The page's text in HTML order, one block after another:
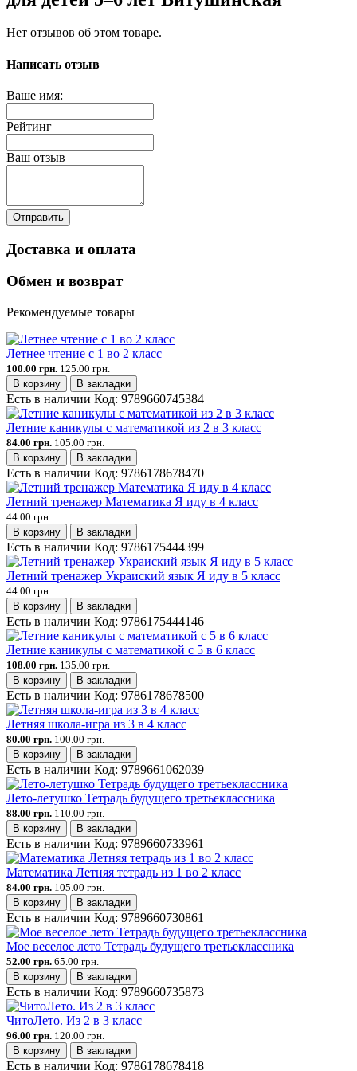
Нет отзывов об этом товаре.
Написать отзыв
Ваше имя:
Рейтинг
Ваш отзыв
Отправить
Доставка и оплата
Обмен и возврат
Рекомендуемые товары
Летнее чтение с 1 во 2 класс
100.00 грн. 125.00 грн.
В корзину
В закладки
Есть в наличии Код: 9789660745384
Летние каникулы с математикой из 2 в 3 класс
84.00 грн. 105.00 грн.
В корзину
В закладки
Есть в наличии Код: 9786178678470
Летний тренажер Математика Я иду в 4 класс
44.00 грн.
В корзину
В закладки
Есть в наличии Код: 9786175444399
Летний тренажер Украиский язык Я иду в 5 класс
44.00 грн.
В корзину
В закладки
Есть в наличии Код: 9786175444146
Летние каникулы с математикой с 5 в 6 класс
108.00 грн. 135.00 грн.
В корзину
В закладки
Есть в наличии Код: 9786178678500
Летняя школа-игра из 3 в 4 класс
80.00 грн. 100.00 грн.
В корзину
В закладки
Есть в наличии Код: 9789661062039
Лето-летушко Тетрадь будущего третьеклассника
88.00 грн. 110.00 грн.
В корзину
В закладки
Есть в наличии Код: 9789660733961
Математика Летняя тетрадь из 1 во 2 класс
84.00 грн. 105.00 грн.
В корзину
В закладки
Есть в наличии Код: 9789660730861
Мое веселое лето Тетрадь будущего третьеклассника
52.00 грн. 65.00 грн.
В корзину
В закладки
Есть в наличии Код: 9789660735873
ЧитоЛето. Из 2 в 3 класс
96.00 грн. 120.00 грн.
В корзину
В закладки
Есть в наличии Код: 9786178678418